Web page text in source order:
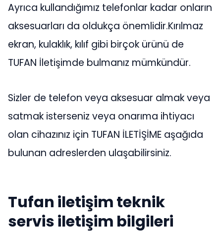
Ayrıca kullandığımız telefonlar kadar onların
aksesuarları da oldukça önemlidir.Kırılmaz
ekran, kulaklık, kılıf gibi birçok ürünü de
TUFAN İletişimde bulmanız mümkündür.
Sizler de telefon veya aksesuar almak veya
satmak isterseniz veya onarıma ihtiyacı
olan cihazınız için TUFAN İLETİŞİME aşağıda
bulunan adreslerden ulaşabilirsiniz.
Tufan iletişim teknik
servis iletişim bilgileri